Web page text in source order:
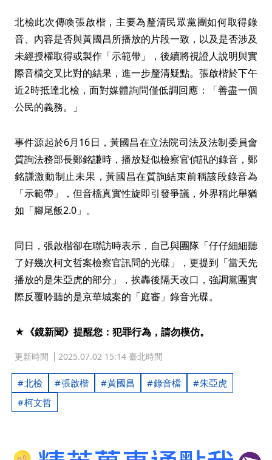
北檢此次傳喚張啟楷，主要為釐清民眾黨團如何取得錄
音、內容是否與黃國昌所播放的片段一致，以及是否涉及
未經授權取得或製作「示範帶」，後續將視證人說明與實
際音檔交叉比對的結果，進一步釐清疑點。張啟楷於下午
近2時抵達北檢，面對媒體詢問僅低調回應：「善盡一個
公民的義務。」
事件源起於6月16日，黃國昌在立法院司法及法制委員會
質詢法務部長鄭銘謙時，播放疑似檢察官偵訊的錄音，鄭
銘謙激動制止未果，黃國昌在質詢結束前稱該段錄音為
「示範帶」，但音檔真實性旋即引發爭議，外界稱此舉猶
如「腳尾飯2.0」。
同日，張啟楷卻在聯訪時表示，自己與團隊「仔仔細細聽
了好幾次柯文哲案檢察官訊問的光碟」，更提到「當天先
播放的是朱亞虎的部分」，挨轟後隔天改口，強調黨團實
際反覆聆聽的是京華城案的「庭審」錄音光碟。
★《鏡新聞》提醒您：犯罪行為，請勿模仿。
更新時間 2025.07.02 15:14 臺北時間
北檢 張啟楷 黃國昌 錄音檔
朱亞虎
柯文哲